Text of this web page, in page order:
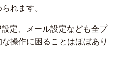
れます。
定、メール設定なども全プ
操作に困ることはほぼあり